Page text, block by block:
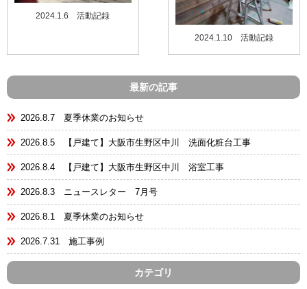
2024.1.6 活動記録
2024.1.10 活動記録
最新の記事
2026.8.7 夏季休業のお知らせ
2026.8.5 【戸建て】大阪市生野区中川 洗面化粧台工事
2026.8.4 【戸建て】大阪市生野区中川 浴室工事
2026.8.3 ニュースレター 7月号
2026.8.1 夏季休業のお知らせ
2026.7.31 施工事例
カテゴリ